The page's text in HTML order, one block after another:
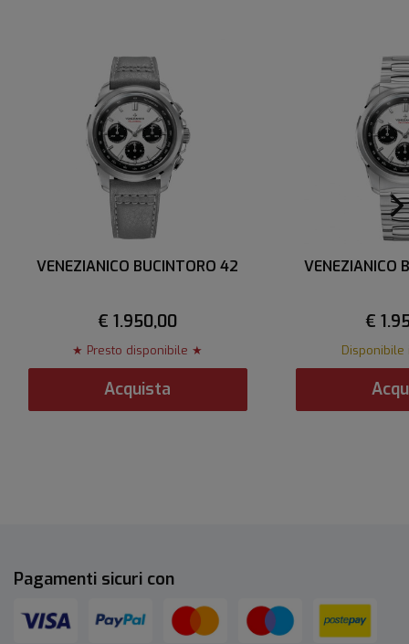
VENEZIANICO BUCINTORO 42
€ 1.950,00
★ Presto disponibile ★
Acquista
VENEZIANICO
€
Disponibile
Pagamenti sicuri con